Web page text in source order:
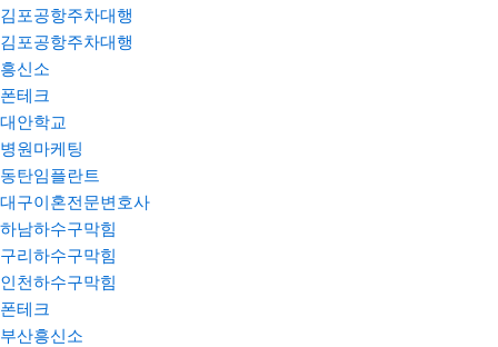
김포공항주차대행
김포공항주차대행
흥신소
폰테크
대안학교
병원마케팅
동탄임플란트
대구이혼전문변호사
하남하수구막힘
구리하수구막힘
인천하수구막힘
폰테크
부산흥신소